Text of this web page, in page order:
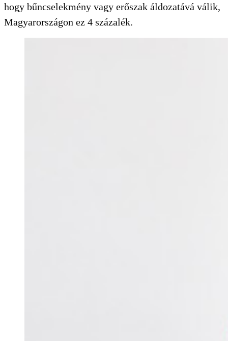
hogy bűncselekmény vagy erőszak áldozatává válik,
Magyarországon ez 4 százalék.